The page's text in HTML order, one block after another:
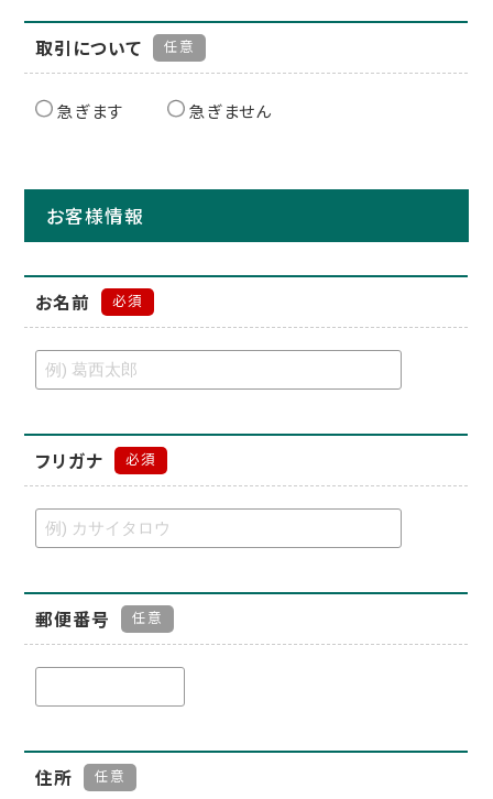
取引について 任意
急ぎます 急ぎません
お客様情報
お名前 必須
フリガナ 必須
郵便番号 任意
住所 任意